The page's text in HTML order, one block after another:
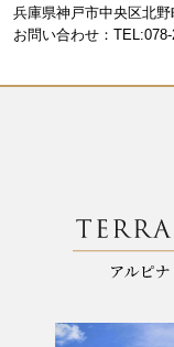
兵庫県神戸市中央区北野
お問い合わせ：TEL:078-